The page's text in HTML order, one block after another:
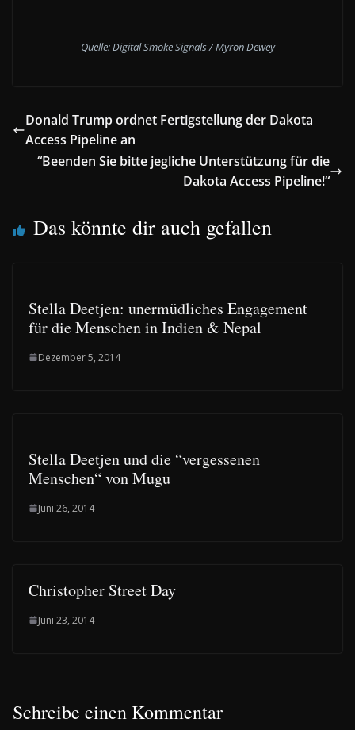
Quelle: Digital Smoke Signals / Myron Dewey
Donald Trump ordnet Fertigstellung der Dakota
Access Pipeline an
“Beenden Sie bitte jegliche Unterstützung für die
Dakota Access Pipeline!“
Das könnte dir auch gefallen
Stella Deetjen: unermüdliches Engagement
für die Menschen in Indien & Nepal
Dezember 5, 2014
Stella Deetjen und die “vergessenen
Menschen“ von Mugu
Juni 26, 2014
Christopher Street Day
Juni 23, 2014
Schreibe einen Kommentar